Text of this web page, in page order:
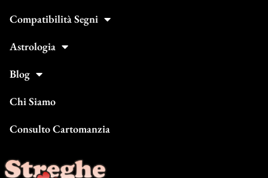
Compatibilità Segni
Astrologia
Blog
Chi Siamo
Consulto Cartomanzia